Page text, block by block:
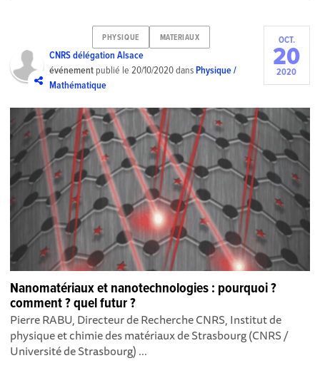
PHYSIQUE MATERIAUX
CNRS délégation Alsace
événement publié le20/10/2020dansPhysique /
Mathématique
OCT.
20
2020
Nanomatériaux et nanotechnologies : pourquoi ?
comment ? quel futur ?
Pierre RABU, Directeur de Recherche CNRS, Institut de
physique et chimie des matériaux de Strasbourg (CNRS /
Université de Strasbourg) ...